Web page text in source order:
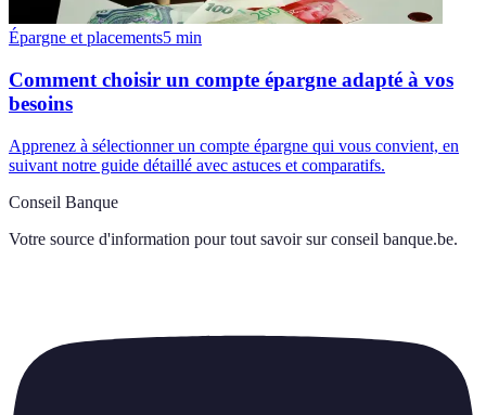
Épargne et placements5 min
Comment choisir un compte épargne adapté à vos
besoins
Apprenez à sélectionner un compte épargne qui vous convient, en
suivant notre guide détaillé avec astuces et comparatifs.
Conseil Banque
Votre source d'information pour tout savoir sur conseil banque.be.